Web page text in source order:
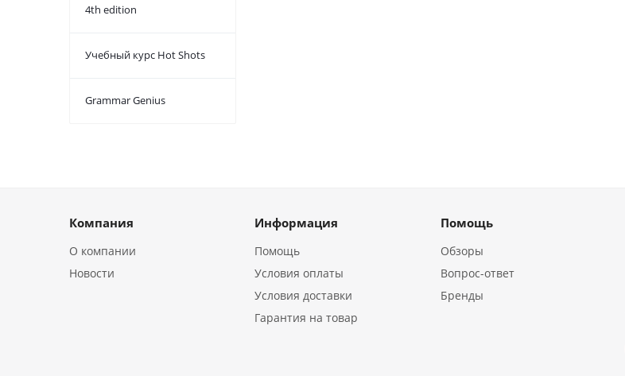
4th edition
Учебный курс Hot Shots
Grammar Genius
Компания
О компании
Новости
Информация
Помощь
Условия оплаты
Условия доставки
Гарантия на товар
Помощь
Обзоры
Вопрос-ответ
Бренды